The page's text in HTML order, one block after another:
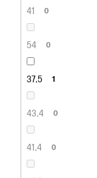
41 0
54 0
37,5 1
43,4 0
41,4 0